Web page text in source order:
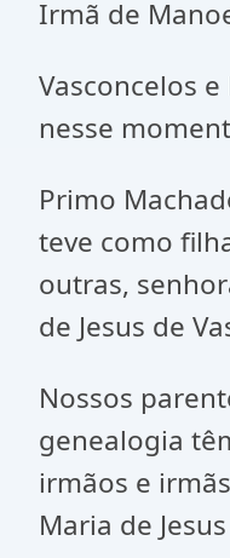
Irmã de
Vasconcelos
nesse
Primo
teve como
outras,
de Jesus de
Nossos
genealogia
irmãos e
Maria de